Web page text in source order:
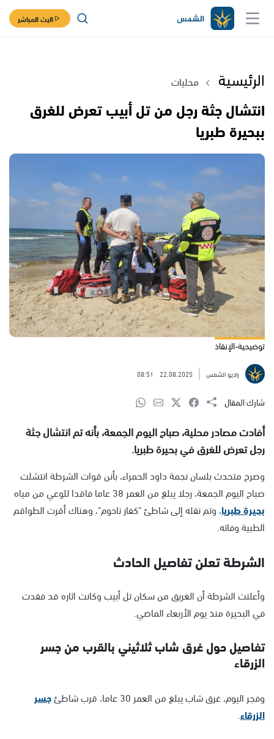
البث المباشر
الرئيسية محليات
انتشال جثة رجل من تل أبيب تعرض للغرق
ببحيرة طبريا
توضيحية-الإنقاذ
راديو الشمس 22.08.2025
08:51
شارك المقال
أفادت مصادر محلية، صباح اليوم الجمعة، بأنه تم انتشال جثة
رجل تعرض للغرق في بحيرة طبريا.
وصرح متحدث بلسان نجمة داود الحمراء، بأنن قوات الشرطة انتشلت
صباح اليوم الجمعة، رجلا يبلغ من العمر 38 عاما فاقدا للوعي من مياه
بحيرة طبريا، وتم نقله إلى شاطئ "كفار ناحوم"، وهناك أقرت الطواقم
الطبية وفاته.
الشرطة تعلن تفاصيل الحادث
وأعلنت الشرطة أن الغريق من سكان تل أبيب وكانت اثاره قد فقدت
في البحيرة منذ يوم الأربعاء الماضي.
تفاصيل حول غرق شاب ثلاثيني بالقرب من جسر
الزرقاء
وفجر اليوم، غرق شاب يبلغ من العمر 30 عاما، قرب شاطئ
جسر
الزرقاء.